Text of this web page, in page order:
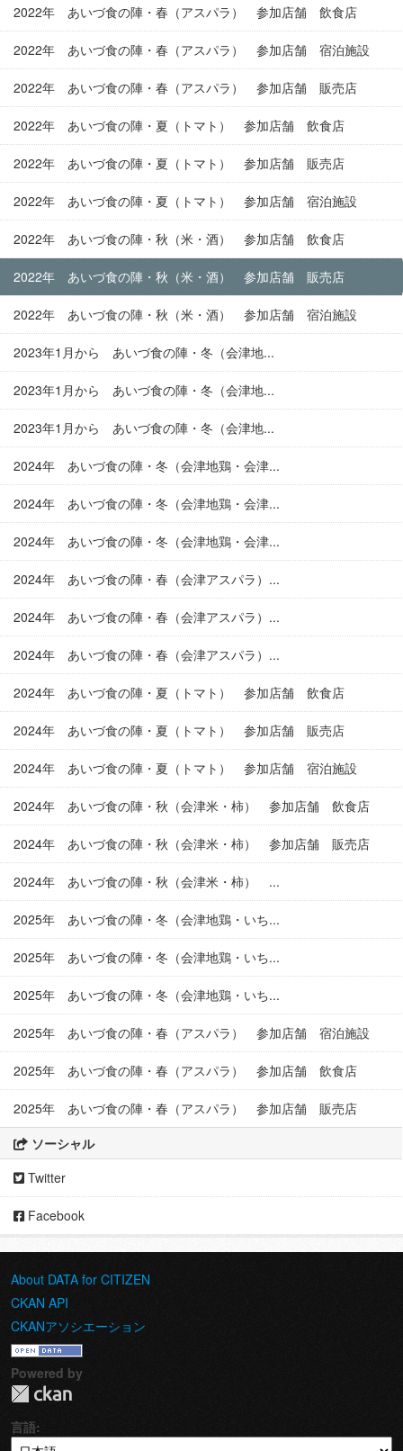
2022年 あいづ食の陣・春（アスパラ） 参加店舗 飲食店
2022年 あいづ食の陣・春（アスパラ） 参加店舗 宿泊施設
2022年 あいづ食の陣・春（アスパラ） 参加店舗 販売店
2022年 あいづ食の陣・夏（トマト） 参加店舗 飲食店
2022年 あいづ食の陣・夏（トマト） 参加店舗 販売店
2022年 あいづ食の陣・夏（トマト） 参加店舗 宿泊施設
2022年 あいづ食の陣・秋（米・酒） 参加店舗 飲食店
2022年 あいづ食の陣・秋（米・酒） 参加店舗 販売店
2022年 あいづ食の陣・秋（米・酒） 参加店舗 宿泊施設
2023年1月から あいづ食の陣・冬（会津地...
2023年1月から あいづ食の陣・冬（会津地...
2023年1月から あいづ食の陣・冬（会津地...
2024年 あいづ食の陣・冬（会津地鶏・会津...
2024年 あいづ食の陣・冬（会津地鶏・会津...
2024年 あいづ食の陣・冬（会津地鶏・会津...
2024年 あいづ食の陣・春（会津アスパラ）...
2024年 あいづ食の陣・春（会津アスパラ）...
2024年 あいづ食の陣・春（会津アスパラ）...
2024年 あいづ食の陣・夏（トマト） 参加店舗 飲食店
2024年 あいづ食の陣・夏（トマト） 参加店舗 販売店
2024年 あいづ食の陣・夏（トマト） 参加店舗 宿泊施設
2024年 あいづ食の陣・秋（会津米・柿） 参加店舗 飲食店
2024年 あいづ食の陣・秋（会津米・柿） 参加店舗 販売店
2024年 あいづ食の陣・秋（会津米・柿） ...
2025年 あいづ食の陣・冬（会津地鶏・いち...
2025年 あいづ食の陣・冬（会津地鶏・いち...
2025年 あいづ食の陣・冬（会津地鶏・いち...
2025年 あいづ食の陣・春（アスパラ） 参加店舗 宿泊施設
2025年 あいづ食の陣・春（アスパラ） 参加店舗 飲食店
2025年 あいづ食の陣・春（アスパラ） 参加店舗 販売店
ソーシャル
Twitter
Facebook
About DATA for CITIZEN
CKAN API
CKANアソシエーション
Powered by
言語